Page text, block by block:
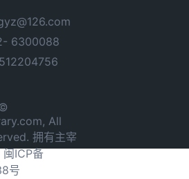
6300088
All
拥有主宰
闽ICP备
号